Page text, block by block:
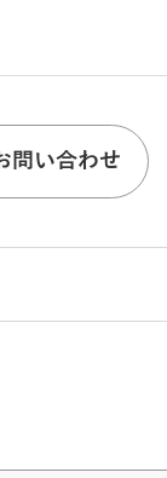
問い合わせ